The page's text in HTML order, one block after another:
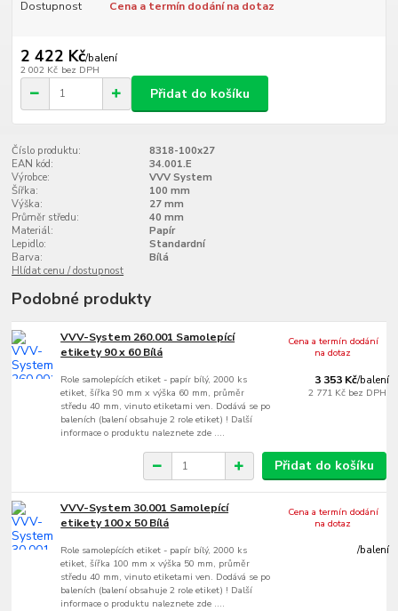
Dostupnost Cena a termín dodání na dotaz
2 422 Kč/balení
2 002 Kč bez DPH
Přidat do košíku
Číslo produktu:
8318-100x27
EAN kód:
34.001.E
Výrobce:
VVV System
Šířka:
100 mm
Výška:
27 mm
Průměr středu:
40 mm
Materiál:
Papír
Lepidlo:
Standardní
Barva:
Bílá
Hlídat cenu / dostupnost
Podobné produkty
VVV-System 260.001 Samolepící
etikety 90 x 60 Bílá
Role samolepících etiket - papír bílý, 2000 ks
etiket, šířka 90 mm x výška 60 mm, průměr
středu 40 mm, vinuto etiketami ven. Dodává se po
baleních (balení obsahuje 2 role etiket) ! Další
informace o produktu naleznete zde ....
3 353 Kč/balení
2 771 Kč bez DPH
Cena a termín dodání
na dotaz
Přidat do košíku
VVV-System 30.001 Samolepící
etikety 100 x 50 Bílá
Role samolepících etiket - papír bílý, 2000 ks
etiket, šířka 100 mm x výška 50 mm, průměr
středu 40 mm, vinuto etiketami ven. Dodává se po
baleních (balení obsahuje 2 role etiket) ! Další
informace o produktu naleznete zde ....
/balení
Cena a termín dodání
na dotaz